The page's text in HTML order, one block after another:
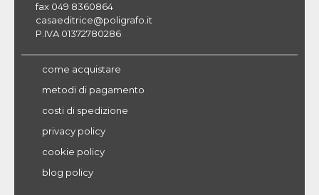
fax 049 8360864
casaeditrice@poligrafo.it
P.IVA 01372780286
come acquistare
metodi di pagamento
costi di spedizione
privacy policy
cookie policy
blog policy